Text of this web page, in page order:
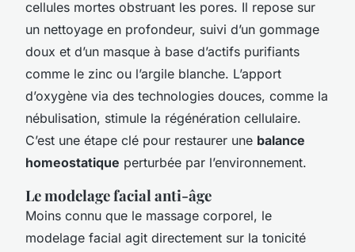
cellules mortes obstruant les pores. Il repose sur
un nettoyage en profondeur, suivi d’un gommage
doux et d’un masque à base d’actifs purifiants
comme le zinc ou l’argile blanche. L’apport
d’oxygène via des technologies douces, comme la
nébulisation, stimule la régénération cellulaire.
C’est une étape clé pour restaurer une balance
homeostatique perturbée par l’environnement.
Le modelage facial anti-âge
Moins connu que le massage corporel, le
modelage facial agit directement sur la tonicité